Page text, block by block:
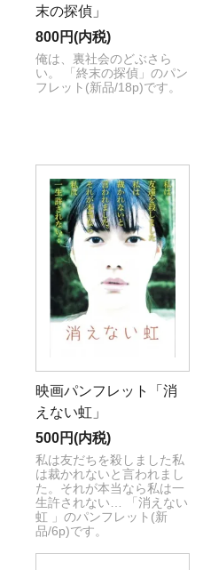
末の探偵」
800円(内税)
俺は、裏社会のどぶさら
い。 「終末の探偵」のパン
フレット(新品/18p)です。
映画パンフレット「消
えない虹」
500円(内税)
私は友だちを殺しました私
は裁かれないと言われまし
た。それが本当なら私は一
生許されない… 「消えない
虹 」のパンフレット(新
品/6p)です。